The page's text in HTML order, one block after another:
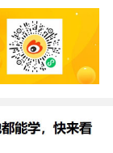
都是很常见
大麻烦，下